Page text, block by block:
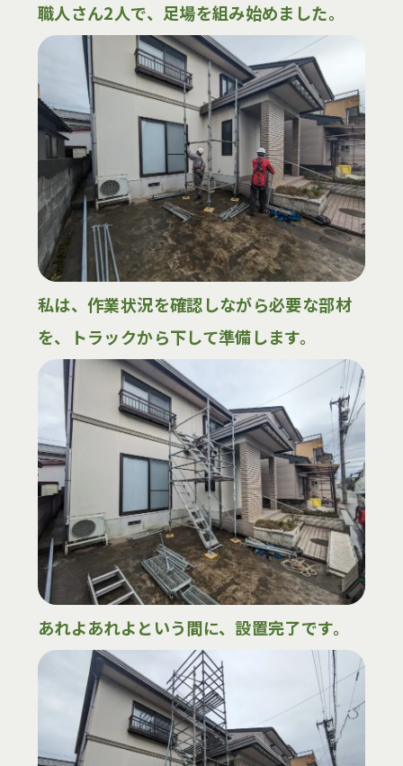
職人さん2人で、足場を組み始めました。
私は、作業状況を確認しながら必要な部材
を、トラックから下して準備します。
あれよあれよという間に、設置完了です。